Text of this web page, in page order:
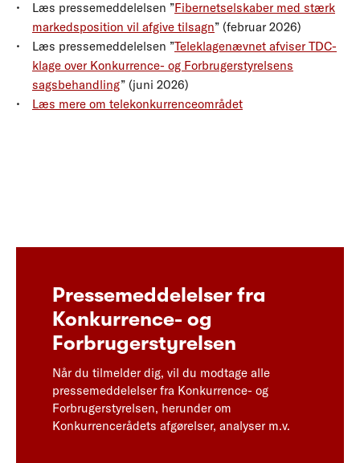
Læs pressemeddelelsen ”Fibernetselskaber med stærk
markedsposition vil afgive tilsagn” (februar 2026)
Læs pressemeddelelsen ”Teleklagenævnet afviser TDC-
klage over Konkurrence- og Forbrugerstyrelsens
sagsbehandling” (juni 2026)
Læs mere om telekonkurrenceområdet
Pressemeddelelser fra
Konkurrence- og
Forbrugerstyrelsen
Når du tilmelder dig, vil du modtage alle
pressemeddelelser fra Konkurrence- og
Forbrugerstyrelsen, herunder om
Konkurrencerådets afgørelser, analyser m.v.